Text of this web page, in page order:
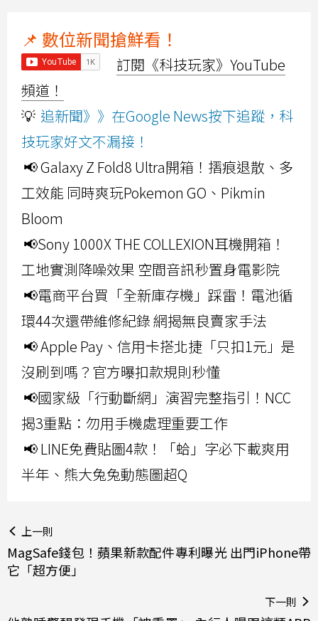
📌 數位新聞搶鮮看！
訂閱《科技玩家》YouTube
頻道！
💡 追新聞》》在Google News按下追蹤，科
技玩家好文不漏接！
📢 Galaxy Z Fold8 Ultra開箱！摺痕退散、多
工效能 同時爽玩Pokemon GO、Pikmin
Bloom
📢Sony 1000X THE COLLEXION耳機開箱！
工地實測降噪效果 空間音訊秒置身電影院
📢電商平台買「全新庫存機」踩雷！電池循
環44次還帶維修紀錄 網揭無良賣家手法
📢 Apple Pay、信用卡搭北捷「只扣1元」是
沒刷到嗎？官方曝扣款規則秒懂
📢國家級「行動斷網」演習完整指引！NCC
揭3重點：勿用手機處理重要工作
📢 LINE免費貼圖4款！「蛤」字必下載爽用
半年、熊大兔兔動態圖超Q
上一則
MagSafe錢包！蘋果新款配件專利曝光 出門iPhone帶
它「超方便」
下一則